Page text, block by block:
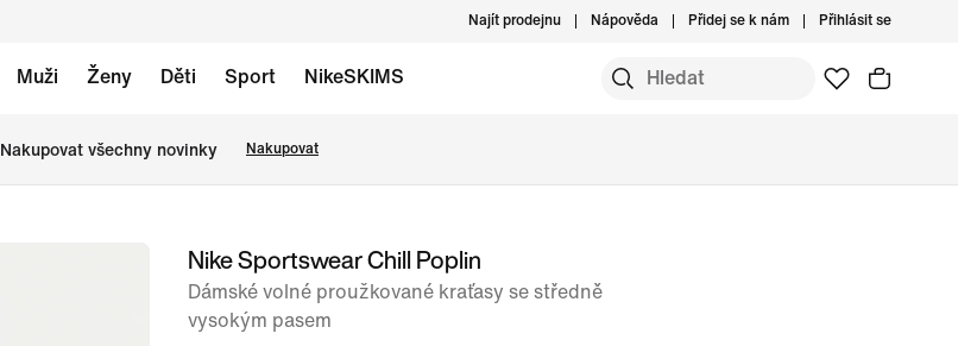
Najít prodejnu Nápověda Přidej se k nám Přihlásit se
Muži Ženy Děti Sport NikeSKIMS
Nakupovat všechny novinky Nakupovat
obrázekNike Sportswear Chill Poplin
Dámské volné proužkované kraťasy se středně
vysokým pasem